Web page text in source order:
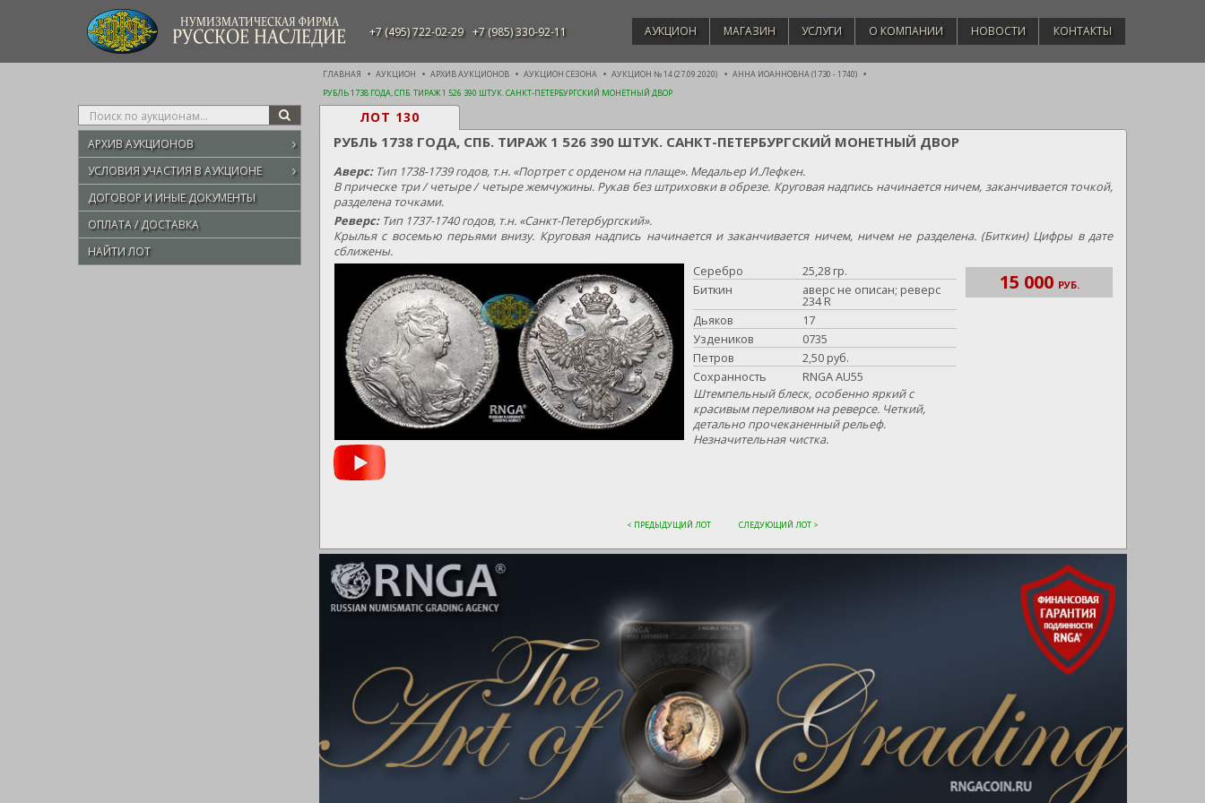
НУМИЗМАТИЧЕСКАЯ ФИРМА
РУССКОЕ НАСЛЕДИЕ +7 (495) 722-02-29 +7 (985) 330-92-11 АУКЦИОН МАГАЗИН УСЛУГИ О КОМПАНИИ НОВОСТИ КОНТАКТЫ
ГЛАВНАЯ АУКЦИОН АРХИВ АУКЦИОНОВ АУКЦИОН СЕЗОНА АУКЦИОН № 14 (27.09.2020)
АННА ИОАННОВНА (1730 - 1740)
РУБЛЬ 1738 ГОДА, СПБ. ТИРАЖ 1 526 390 ШТУК. САНКТ-ПЕТЕРБУРГСКИЙ МОНЕТНЫЙ ДВОР
Type
your
search
here
SEARCH
АРХИВ АУКЦИОНОВ
УСЛОВИЯ УЧАСТИЯ В АУКЦИОНЕ
ДОГОВОР И ИНЫЕ ДОКУМЕНТЫ
ОПЛАТА / ДОСТАВКА
НАЙТИ ЛОТ
ЛОТ 130
РУБЛЬ 1738 ГОДА, СПБ. ТИРАЖ 1 526 390 ШТУК. САНКТ-ПЕТЕРБУРГСКИЙ МОНЕТНЫЙ ДВОР
Аверс:Тип 1738-1739 годов, т.н. «Портрет с орденом на плаще». Медальер И.Лефкен.
В прическе три / четыре / четыре жемчужины. Рукав без штриховки в обрезе. Круговая надпись начинается ничем, заканчивается точкой,
разделена точками.
Реверс:Тип 1737-1740 годов, т.н. «Санкт-Петербургский».
Крылья с восемью перьями внизу. Круговая надпись начинается и заканчивается ничем, ничем не разделена. (Биткин) Цифры в дате
сближены.
Серебро
25,28 гр.
Биткин
аверс не описан; реверс
234 R
Дьяков
17
Уздеников
0735
Петров
2,50 руб.
Сохранность
RNGA AU55
Штемпельный блеск, особенно яркий с
красивым переливом на реверсе. Четкий,
детально прочеканенный рельеф.
Незначительная чистка.
15 000 РУБ.
< ПРЕДЫДУЩИЙ ЛОТ СЛЕДУЮЩИЙ ЛОТ >